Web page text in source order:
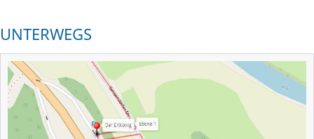
UNTERWEGS